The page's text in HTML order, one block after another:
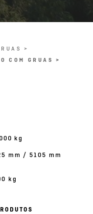
>
COM GRUAS >
kg
mm / 5105 mm
kg